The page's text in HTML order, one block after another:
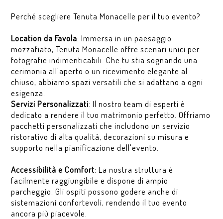
Perché scegliere Tenuta Monacelle per il tuo evento?
Location da Favola: Immersa in un paesaggio
mozzafiato, Tenuta Monacelle offre scenari unici per
fotografie indimenticabili. Che tu stia sognando una
cerimonia all'aperto o un ricevimento elegante al
chiuso, abbiamo spazi versatili che si adattano a ogni
esigenza.
Servizi Personalizzati: Il nostro team di esperti è
dedicato a rendere il tuo matrimonio perfetto. Offriamo
pacchetti personalizzati che includono un servizio
ristorativo di alta qualità, decorazioni su misura e
supporto nella pianificazione dell'evento.
Accessibilità e Comfort: La nostra struttura è
facilmente raggiungibile e dispone di ampio
parcheggio. Gli ospiti possono godere anche di
sistemazioni confortevoli, rendendo il tuo evento
ancora più piacevole.